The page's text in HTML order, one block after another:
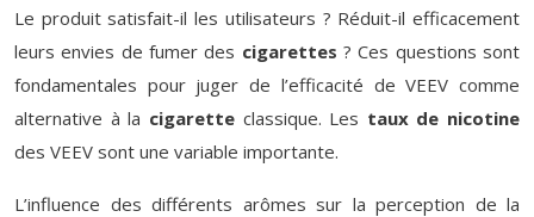
Le produit satisfait-il les utilisateurs ? Réduit-il efficacement
leurs envies de fumer des cigarettes? Ces questions sont
fondamentales pour juger de l’efficacité de VEEV comme
alternative à la cigarette classique. Les taux de nicotine
des VEEV sont une variable importante.
L’influence des différents arômes sur la perception de la